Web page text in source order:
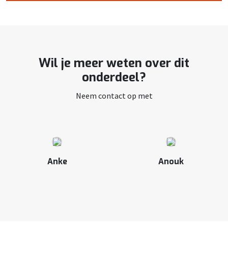
Wil je meer weten over dit
onderdeel?
Neem contact op met
Anke Anouk